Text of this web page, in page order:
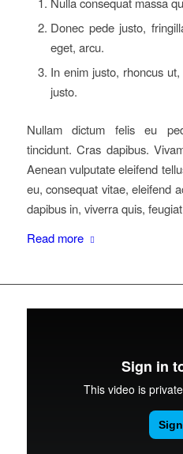
Donec pede justo,
eget, arcu.
In enim justo, rhoncus
justo.
Nullam dictum felis eu
tincidunt. Cras dapibus.
Aenean vulputate eleifend
eu, consequat vitae, eleifend
dapibus in, viverra quis,
Read more